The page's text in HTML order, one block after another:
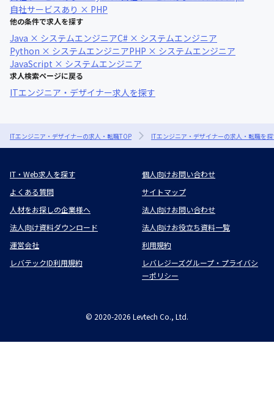
自社サービスあり × PHP
他の条件で求人を探す
Java × システムエンジニアC# × システムエンジニア
Python × システムエンジニアPHP × システムエンジニア
JavaScript × システムエンジニア
求人検索ページに戻る
ITエンジニア・デザイナー求人を探す
ITエンジニア・デザイナーの求人・転職TOP ITエンジニア・デザイナーの求人・転職を
IT・Web求人を探す
個人向けお問い合わせ
よくある質問
サイトマップ
人材をお探しの企業様へ
法人向けお問い合わせ
法人向け資料ダウンロード
法人向けお役立ち資料一覧
運営会社
利用規約
レバテックID利用規約
レバレジーズグループ・プライバシ
ーポリシー
© 2020-2026 Levtech Co., Ltd.